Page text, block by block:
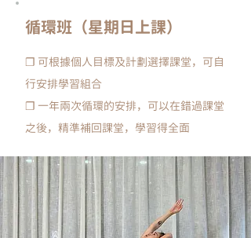
（星期日上課）循環班
❐ 可根據個人目標及計劃選擇課堂，可自
行安排學習組合
❐ 一年兩次循環的安排， 可以在錯過課堂
之後，精準補回課堂，學習得全面